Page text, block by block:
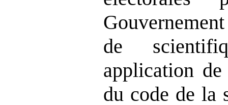
de
application
du code de la